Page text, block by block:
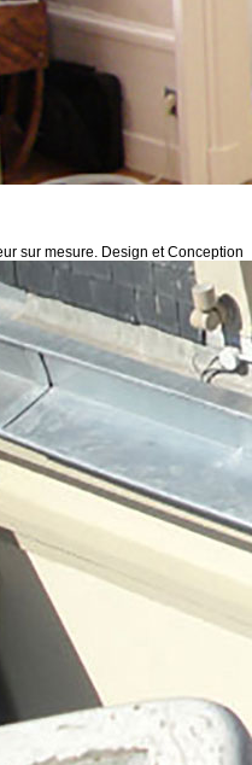
sur mesure. Design et Conception